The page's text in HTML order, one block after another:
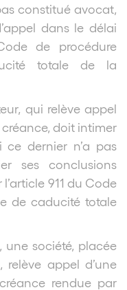
constitué avocat,
dans le délai
de procédure
totale de la
qui relève appel
créance, doit intimer
ce dernier n’a pas
ses conclusions
911 du Code
de caducité totale
une société, placée
, relève appel d’une
rendue par